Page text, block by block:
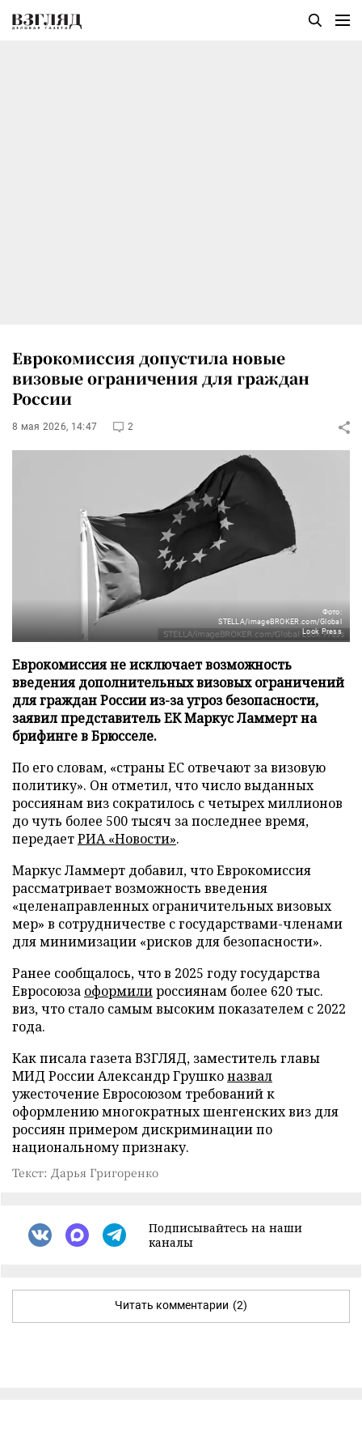
Еврокомиссия допустила новые
визовые ограничения для граждан
России
8 мая 2026, 14:47 2
Фото:
STELLA/imageBROKER.com/Global
Look Press
Еврокомиссия не исключает возможность
введения дополнительных визовых ограничений
для граждан России из-за угроз безопасности,
заявил представитель ЕК Маркус Ламмерт на
брифинге в Брюсселе.
По его словам, «страны ЕС отвечают за визовую
политику». Он отметил, что число выданных
россиянам виз сократилось с четырех миллионов
до чуть более 500 тысяч за последнее время,
передаетРИА «Новости».
Маркус Ламмерт добавил, что Еврокомиссия
рассматривает возможность введения
«целенаправленных ограничительных визовых
мер» в сотрудничестве с государствами-членами
для минимизации «рисков для безопасности».
Ранее сообщалось, что в 2025 году государства
Евросоюза оформилироссиянам более 620 тыс.
виз, что стало самым высоким показателем с 2022
года.
Как писала газета ВЗГЛЯД, заместитель главы
МИД России Александр Грушконазвал
ужесточение Евросоюзом требований к
оформлению многократных шенгенских виз для
россиян примером дискриминации по
национальному признаку.
Текст: Дарья Григоренко
Подписывайтесь на наши
каналы
Читать комментарии (2)